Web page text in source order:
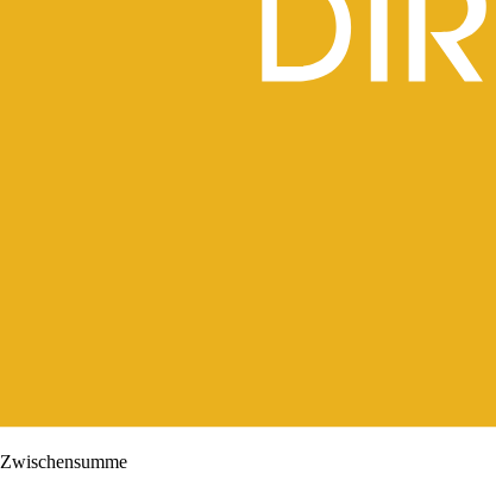
Zwischensumme